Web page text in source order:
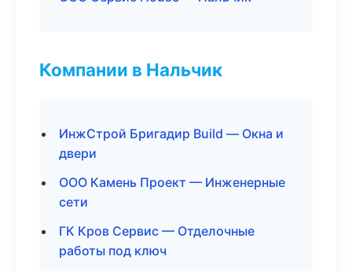
Компании в Нальчик
ИнжСтрой Бригадир Build — Окна и
двери
ООО Камень Проект — Инженерные
сети
ГК Кров Сервис — Отделочные
работы под ключ